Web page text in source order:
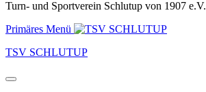
Turn- und Sportverein Schlutup von 1907 e.V.
Primäres Menü
TSV SCHLUTUP